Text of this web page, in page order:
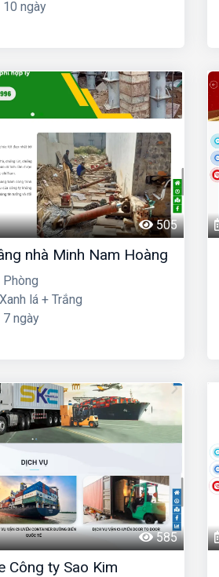
10 ngày
505
nhà Minh Nam Hoàng
Phòng
lá + Trắng
ngày
585
Công ty Sao Kim